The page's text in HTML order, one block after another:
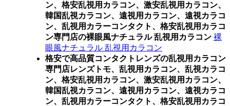
ン、格安乱視用カラコン、激安乱視用カラコン、
韓国乱視カラコン、遠視用カラコン、遠視カラコ
ン、乱視用カラーコンタクト、格安乱視用カラコ
ン専門店の裸眼風ナチュラル 乱視用カラコン 裸
眼風ナチュラル 乱視用カラコン
格安で高品質コンタクトレンズの乱視用カラコン
専門店レンズトモ、乱視用カラコン、乱視カラコ
ン、格安乱視用カラコン、激安乱視用カラコン、
韓国乱視カラコン、遠視用カラコン、遠視カラコ
ン、乱視用カラーコンタクト、格安乱視用カラコ